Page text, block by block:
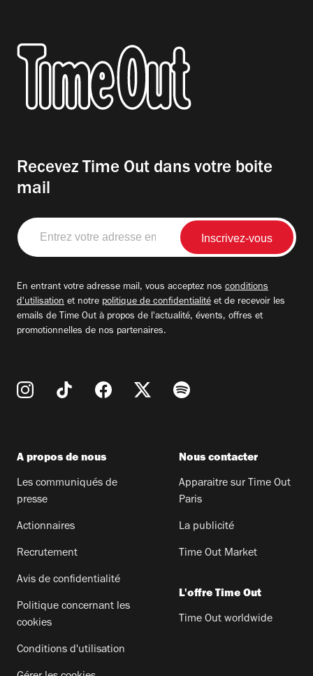
Recevez Time Out dans votre boite
mail
Entrez
votre
adresse
En entrant votre adresse mail, vous acceptez nos conditions
d'utilisation et notre politique de confidentialité et de recevoir les
emails de Time Out à propos de l'actualité, évents, offres et
promotionnelles de nos partenaires.
A propos de nous
Les communiqués de
presse
Actionnaires
Recrutement
Avis de confidentialité
Politique concernant les
cookies
Conditions d'utilisation
Nous contacter
Apparaitre sur Time Out
Paris
La publicité
Time Out Market
L'offre Time Out
Time Out worldwide